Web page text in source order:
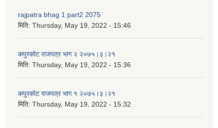
rajpatra bhag 1 part2 2075
मिति: Thursday, May 19, 2022 - 15:46
कपुरकोट राजपत्र भाग २ २०७५।३।२१
मिति: Thursday, May 19, 2022 - 15:36
कपुरकोट राजपत्र भाग १ २०७५।३।२१
मिति: Thursday, May 19, 2022 - 15:32